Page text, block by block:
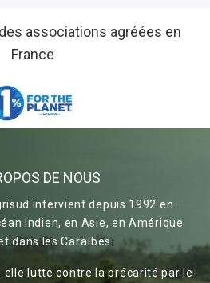
associations agréées en
France
DE NOUS
intervient depuis 1992 en
Indien, en Asie, en Amérique
dans les Caraïbes.
elle lutte contre la précarité par le